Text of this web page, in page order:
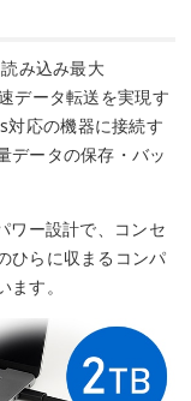
み込み最大
データ転送を実現す
対応の機器に接続す
データの保存・バッ
ワー設計で、コンセ
ひらに収まるコンパ
す。